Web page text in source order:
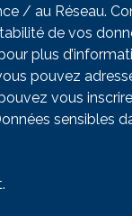
/ au Réseau.
de vos
plus
pouvez
vous
sensibles